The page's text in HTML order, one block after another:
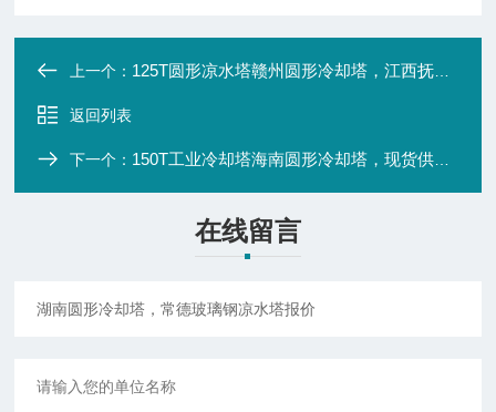
上一个： 125T圆形凉水塔赣州圆形冷却塔，江西抚州玻璃钢凉水塔报价
返回列表
下一个： 150T工业冷却塔海南圆形冷却塔，现货供应海南工业冷却塔
在线留言